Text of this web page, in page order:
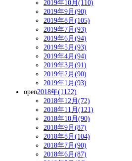
2019年10月(110)
2019年9月(90)
2019年8月(105)
2019年7月(93)
2019年6月(94)
2019年5月(93)
2019年4月(94)
2019年3月(91)
2019年2月(90)
2019年1月(93)
open2018年(1122)
2018年12月(72)
2018年11月(121)
2018年10月(90)
2018年9月(87)
2018年8月(104)
2018年7月(90)
2018年6月(87)